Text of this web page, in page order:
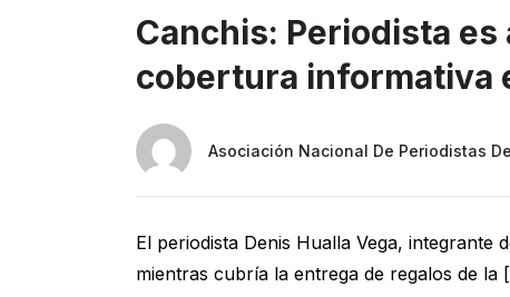
Canchis: Periodista
cobertura informativa
Asociación Nacional De Periodistas
El periodista Denis Hualla Vega, integrante
mientras cubría la entrega de regalos de la